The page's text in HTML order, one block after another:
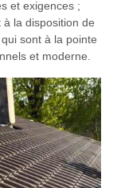
et exigences ;
la disposition de
sont à la pointe
et moderne.